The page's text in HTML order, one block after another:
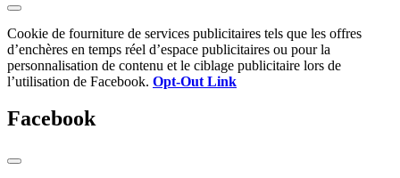
Cookie de fourniture de services publicitaires tels que les offres
d’enchères en temps réel d’espace publicitaires ou pour la
personnalisation de contenu et le ciblage publicitaire lors de
l’utilisation de Facebook. Opt-Out Link
Facebook